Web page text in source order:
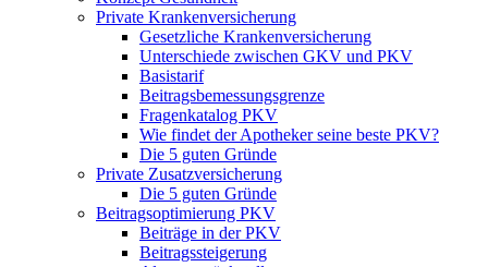
Private Krankenversicherung
Gesetzliche Krankenversicherung
Unterschiede zwischen GKV und PKV
Basistarif
Beitragsbemessungsgrenze
Fragenkatalog PKV
Wie findet der Apotheker seine beste PKV?
Die 5 guten Gründe
Private Zusatzversicherung
Die 5 guten Gründe
Beitragsoptimierung PKV
Beiträge in der PKV
Beitragssteigerung